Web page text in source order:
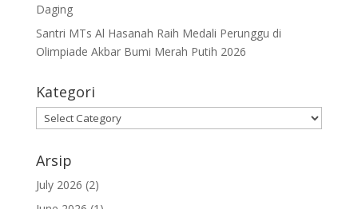
Daging
Santri MTs Al Hasanah Raih Medali Perunggu di
Olimpiade Akbar Bumi Merah Putih 2026
Kategori
Kategori
Arsip
July 2026 (2)